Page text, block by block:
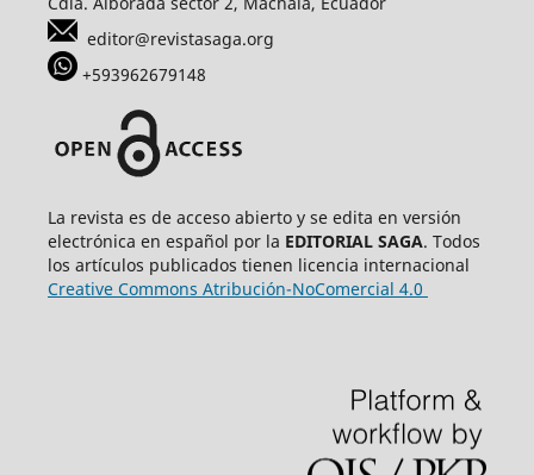
editor@revistasaga.org
+593962679148
La revista es de acceso abierto y se edita en versión
electrónica en español por la EDITORIAL SAGA. Todos
los artículos publicados tienen licencia internacional
Creative Commons Atribución-NoComercial 4.0